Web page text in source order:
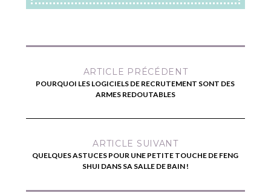
ARTICLE PRÉCÉDENT
POURQUOI LES LOGICIELS DE RECRUTEMENT SONT DES
ARMES REDOUTABLES
ARTICLE SUIVANT
QUELQUES ASTUCES POUR UNE PETITE TOUCHE DE FENG
SHUI DANS SA SALLE DE BAIN !